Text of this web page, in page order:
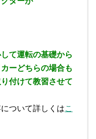
て運転の基礎から
ーどちらの場合も
付けて教習させて
ついて詳しくはこ